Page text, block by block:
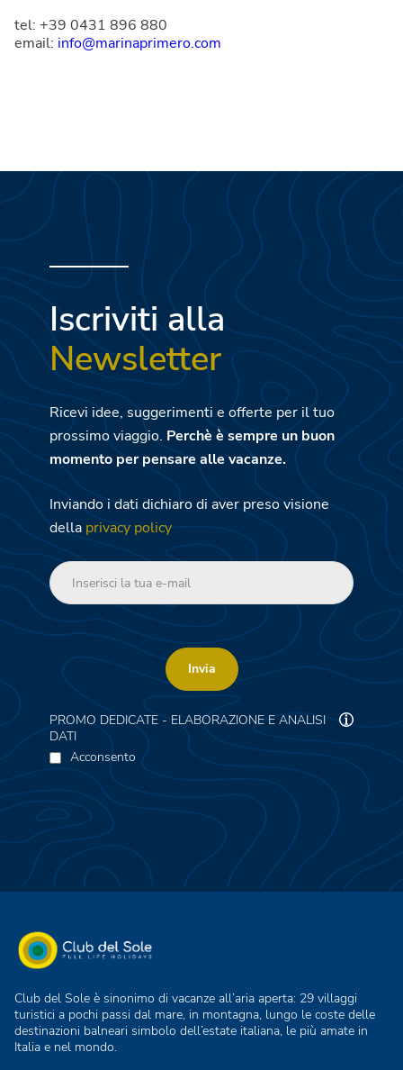
tel: +39 0431 896 880
email: info@marinaprimero.com
Iscriviti alla
Newsletter
Ricevi idee, suggerimenti e offerte per il tuo
prossimo viaggio. Perchè è sempre un buon
momento per pensare alle vacanze.
Inviando i dati dichiaro di aver preso visione
della privacy policy
Invia
PROMO DEDICATE - ELABORAZIONE E ANALISI
DATI
Acconsento
Club del Sole è sinonimo di vacanze all’aria aperta: 29 villaggi
turistici a pochi passi dal mare, in montagna, lungo le coste delle
destinazioni balneari simbolo dell’estate italiana, le più amate in
Italia e nel mondo.